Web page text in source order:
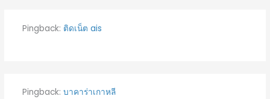
Pingback: ติดเน็ต ais
Pingback: บาคาร่าเกาหลี